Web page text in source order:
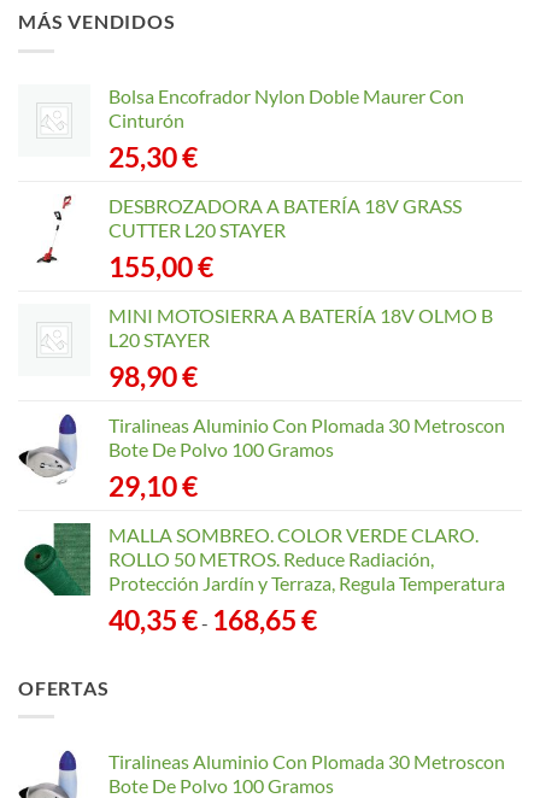
MÁS VENDIDOS
Bolsa Encofrador Nylon Doble Maurer Con
Cinturón
25,30€
DESBROZADORA A BATERÍA 18V GRASS
CUTTER L20 STAYER
155,00€
MINI MOTOSIERRA A BATERÍA 18V OLMO B
L20 STAYER
98,90€
Tiralineas Aluminio Con Plomada 30 Metroscon
Bote De Polvo 100 Gramos
29,10€
MALLA SOMBREO. COLOR VERDE CLARO.
ROLLO 50 METROS. Reduce Radiación,
Protección Jardín y Terraza, Regula Temperatura
40,35€- 168,65€Rango
168,65 €
OFERTAS
Tiralineas Aluminio Con Plomada 30 Metroscon
Bote De Polvo 100 Gramos